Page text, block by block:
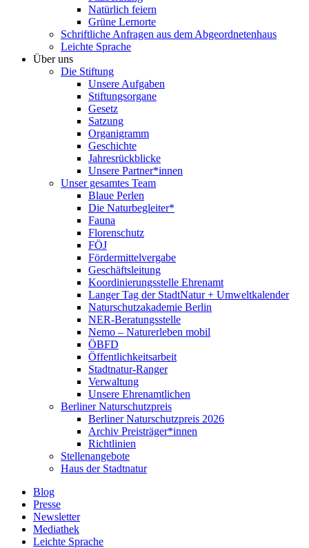
Natürlich feiern
Grüne Lernorte
Schriftliche Anfragen aus dem Abgeordnetenhaus
Leichte Sprache
Über uns
Die Stiftung
Unsere Aufgaben
Stiftungsorgane
Gesetz
Satzung
Organigramm
Geschichte
Jahresrückblicke
Unsere Partner*innen
Unser gesamtes Team
Blaue Perlen
Die Naturbegleiter*
Fauna
Florenschutz
FÖJ
Fördermittelvergabe
Geschäftsleitung
Koordinierungsstelle Ehrenamt
Langer Tag der StadtNatur + Umweltkalender
Naturschutzakademie Berlin
NER-Beratungsstelle
Nemo – Naturerleben mobil
ÖBFD
Öffentlichkeitsarbeit
Stadtnatur-Ranger
Verwaltung
Unsere Ehrenamtlichen
Berliner Naturschutzpreis
Berliner Naturschutzpreis 2026
Archiv Preisträger*innen
Richtlinien
Stellenangebote
Haus der Stadtnatur
Blog
Presse
Newsletter
Mediathek
Leichte Sprache